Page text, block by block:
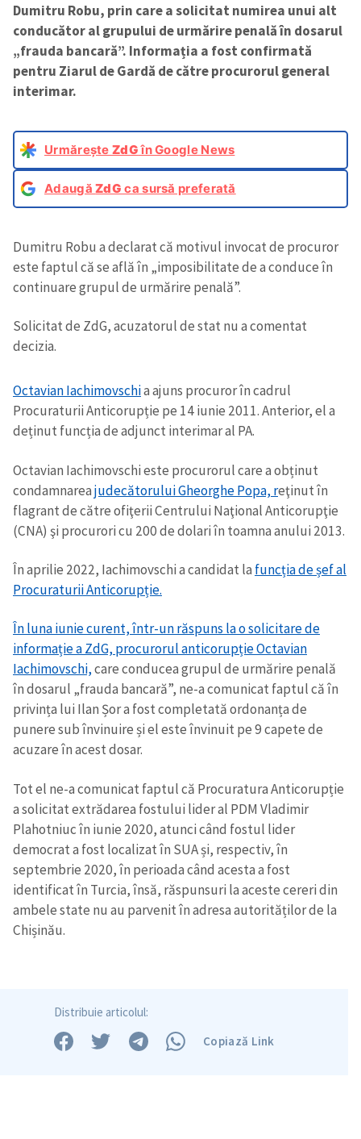
Dumitru Robu, prin care a solicitat numirea unui alt
conducător al grupului de urmărire penală în dosarul
„frauda bancară”. Informația a fost confirmată
pentru Ziarul de Gardă de către procurorul general
interimar.
Urmărește ZdGîn Google News
AdaugăZdG ca sursă preferată
Dumitru Robu a declarat că motivul invocat de procuror
este faptul că se află în „imposibilitate de a conduce în
continuare grupul de urmărire penală”.
Solicitat de ZdG, acuzatorul de stat nu a comentat
decizia.
Octavian Iachimovschia ajuns procuror în cadrul
Procuraturii Anticorupție pe 14 iunie 2011. Anterior, el a
deținut funcția de adjunct interimar al PA.
Octavian Iachimovschi este procurorul care a obținut
condamnareajudecătorului Gheorghe Popa, reţinut în
flagrant de către ofiţerii Centrului Naţional Anticorupţie
(CNA) şi procurori cu 200 de dolari în toamna anului 2013.
În aprilie 2022, Iachimovschi a candidat la funcția de șef al
Procuraturii Anticorupție.
În luna iunie curent, într-un răspuns la o solicitare de
informație a ZdG, procurorul anticorupție Octavian
Iachimovschi,care conducea grupul de urmărire penală
în dosarul „frauda bancară”, ne-a comunicat faptul că în
privința lui Ilan Șor a fost completată ordonanța de
punere sub învinuire și el este învinuit pe 9 capete de
acuzare în acest dosar.
Tot el ne-a comunicat faptul că Procuratura Anticorupție
a solicitat extrădarea fostului lider al PDM Vladimir
Plahotniuc în iunie 2020, atunci când fostul lider
democrat a fost localizat în SUA și, respectiv, în
septembrie 2020, în perioada când acesta a fost
identificat în Turcia, însă, răspunsuri la aceste cereri din
ambele state nu au parvenit în adresa autorităților de la
Chișinău.
Distribuie articolul:
Copiază Link